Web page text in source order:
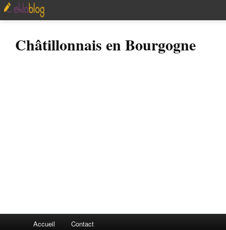
Châtillonnais en Bourgogne
Accueil Contact